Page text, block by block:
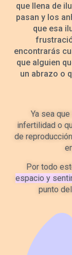
que llena de
pasan y los
que esa
encontrarás
que alguien
un abrazo o
Ya sea
infertilidad o
de
Por todo
espacio y
punto